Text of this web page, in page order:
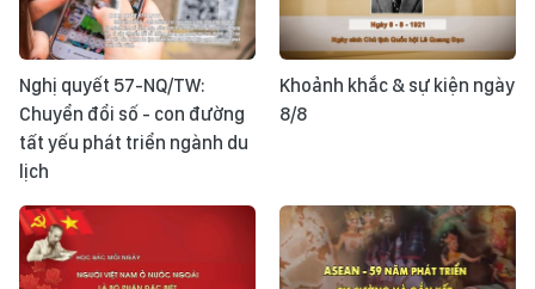
Nghị quyết 57-NQ/TW:
Chuyển đổi số - con đường
tất yếu phát triển ngành du
lịch
Khoảnh khắc & sự kiện ngày
8/8